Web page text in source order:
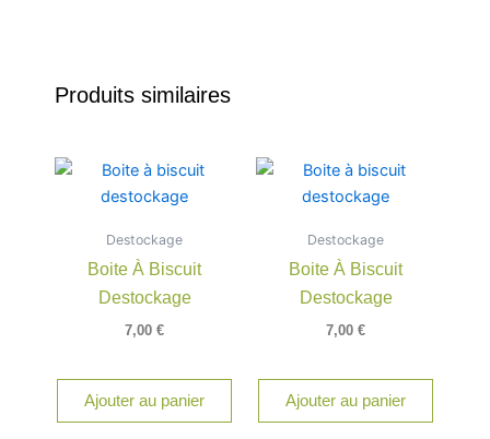
Produits similaires
Destockage
Boite À Biscuit
Destockage
7,00 €
Ajouter au panier
Destockage
Boite À Biscuit
Destockage
7,00 €
Ajouter au panier